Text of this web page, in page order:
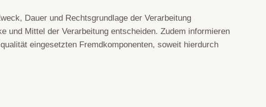
Dauer und Rechtsgrundlage der Verarbeitung
und Mittel der Verarbeitung entscheiden. Zudem informieren
eingesetzten Fremdkomponenten, soweit hierdurch